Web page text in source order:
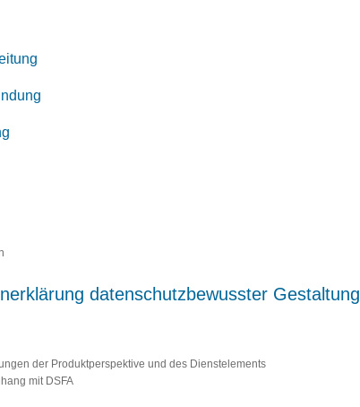
datenschutzbewusster Gestaltung
der Produktperspektive und des Dienstelements
mit DSFA